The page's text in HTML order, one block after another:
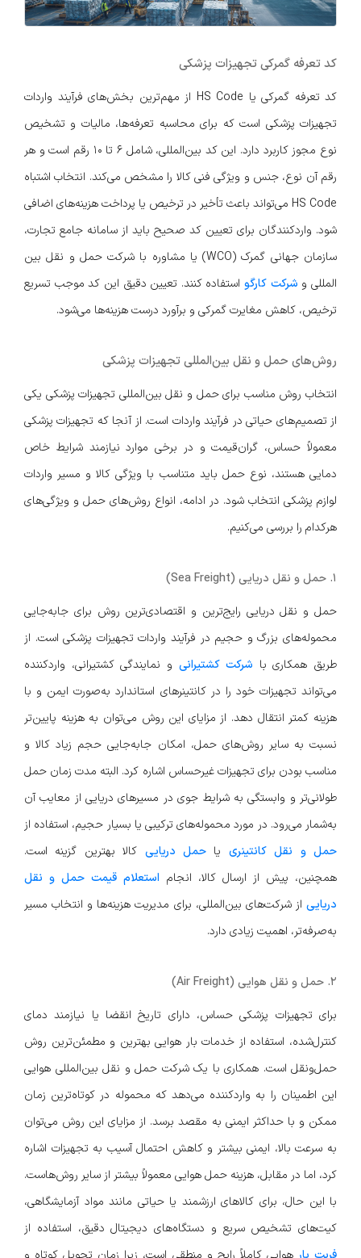
کد تعرفه گمرکی تجهیزات پزشکی
کد تعرفه گمرکی یا HS Code از مهم‌ترین بخش‌های فرآیند واردات
تجهیزات پزشکی است که برای محاسبه تعرفه‌ها، مالیات و تشخیص
نوع مجوز کاربرد دارد. این کد بین‌المللی، شامل ۶ تا ۱۰ رقم است و هر
رقم آن نوع، جنس و ویژگی فنی کالا را مشخص می‌کند. انتخاب اشتباه
HS Code می‌تواند باعث تأخیر در ترخیص یا پرداخت هزینه‌های اضافی
شود. واردکنندگان برای تعیین کد صحیح باید از سامانه جامع تجارت،
سازمان جهانی گمرک (WCO) یا مشاوره با شرکت حمل و نقل بین
المللی و شرکت کارگواستفاده کنند. تعیین دقیق این کد موجب تسریع
ترخیص، کاهش مغایرت گمرکی و برآورد درست هزینه‌ها می‌شود.
روش‌های حمل و نقل بین‌المللی تجهیزات پزشکی
انتخاب روش مناسب برای حمل و نقل بین‌المللی تجهیزات پزشکی یکی
از تصمیم‌های حیاتی در فرآیند واردات است. از آنجا که تجهیزات پزشکی
معمولاً حساس، گران‌قیمت و در برخی موارد نیازمند شرایط خاص
دمایی هستند، نوع حمل باید متناسب با ویژگی کالا و مسیر واردات
لوازم پزشکی انتخاب شود. در ادامه، انواع روش‌های حمل و ویژگی‌های
هرکدام را بررسی می‌کنیم.
۱. حمل و نقل دریایی (Sea Freight)
حمل و نقل دریایی رایج‌ترین و اقتصادی‌ترین روش برای جابه‌جایی
محموله‌های بزرگ و حجیم در فرآیند واردات تجهیزات پزشکی است. از
طریق همکاری با شرکت کشتیرانی و نمایندگی کشتیرانی، واردکننده
می‌تواند تجهیزات خود را در کانتینرهای استاندارد به‌صورت ایمن و با
هزینه کمتر انتقال دهد. از مزایای این روش می‌توان به هزینه پایین‌تر
نسبت به سایر روش‌های حمل، امکان جابه‌جایی حجم زیاد کالا و
مناسب بودن برای تجهیزات غیرحساس اشاره کرد. البته مدت زمان حمل
طولانی‌تر و وابستگی به شرایط جوی در مسیرهای دریایی از معایب آن
به‌شمار می‌رود. در مورد محموله‌های ترکیبی یا بسیار حجیم، استفاده از
حمل و نقل کانتینری یا حمل دریایی کالا بهترین گزینه است.
همچنین، پیش از ارسال کالا، انجام استعلام قیمت حمل و نقل
دریایی از شرکت‌های بین‌المللی، برای مدیریت هزینه‌ها و انتخاب مسیر
به‌صرفه‌تر، اهمیت زیادی دارد.
۲. حمل و نقل هوایی (Air Freight)
برای تجهیزات پزشکی حساس، دارای تاریخ انقضا یا نیازمند دمای
کنترل‌شده، استفاده از خدمات بار هوایی بهترین و مطمئن‌ترین روش
حمل‌ونقل است. همکاری با یک شرکت حمل و نقل بین‌المللی هوایی
این اطمینان را به واردکننده می‌دهد که محموله در کوتاه‌ترین زمان
ممکن و با حداکثر ایمنی به مقصد برسد. از مزایای این روش می‌توان
به سرعت بالا، ایمنی بیشتر و کاهش احتمال آسیب به تجهیزات اشاره
کرد، اما در مقابل، هزینه حمل هوایی معمولاً بیشتر از سایر روش‌هاست.
با این حال، برای کالاهای ارزشمند یا حیاتی مانند مواد آزمایشگاهی،
کیت‌های تشخیص سریع و دستگاه‌های دیجیتال دقیق، استفاده از